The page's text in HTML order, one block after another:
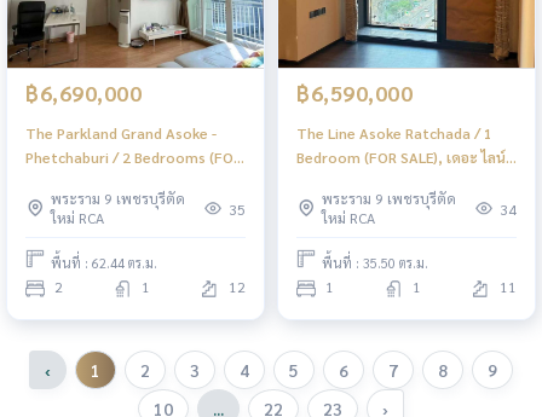
฿6,690,000
The Parkland Grand Asoke -
Phetchaburi / 2 Bedrooms (FOR
อโศก - เพชรบุรี / 2 ห้องนอน (ขาย)
PEII095
พระราม 9 เพชรบุรีตัด
ใหม่ RCA
35
พื้นที่ : 62.44 ตร.ม.
2 1 12
฿6,590,000
The Line Asoke Ratchada / 1
Bedroom (FOR SALE), เดอะ ไลน์
PEII099พระราม 9 เพชรบุรีตัด
ใหม่ RCA
34
พื้นที่ : 35.50 ตร.ม.
1 1 11
‹ 1 2 3 4 5 6 7 8
9
10
... 22 23 ›